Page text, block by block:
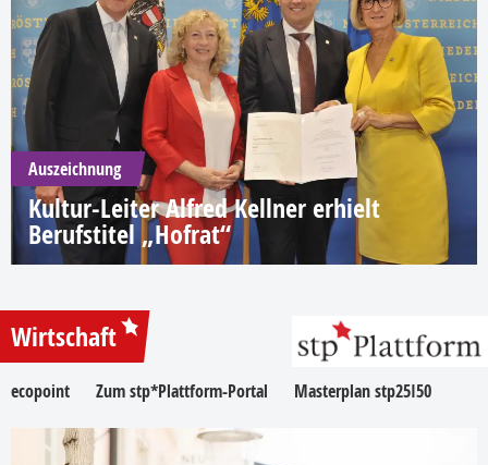
Auszeichnung
Kultur-Leiter Alfred Kellner erhielt
Berufstitel „Hofrat“
Wirtschaft
ecopoint Zum stp*Plattform-Portal Masterplan stp25I50